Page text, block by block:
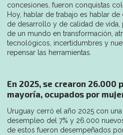
concesiones, fueron conquistas
Hoy, hablar de trabajo es hablar
de desarrollo y de calidad de
de un mundo en transformación,
tecnológicos, incertidumbres y
repensar las herramientas.
En 2025, se crearon 26.000
mayoría, ocupados por
Uruguay cerró el año 2025 con
desempleo del 7% y 26.000
de estos fueron desempeñados